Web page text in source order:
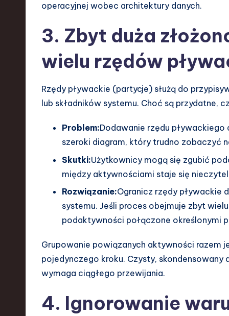
operacyjnej wobec architektury danych.
3. Zbyt duża
wielu rzędów
Rzędy pływackie (partycje) służą do
lub składników systemu. Choć są przydatne,
Problem:Dodawanie rzędu pływackiego
szeroki diagram, który trudno zobaczyć
Skutki:Użytkownicy mogą się zgubić
między aktywnościami staje się
Rozwiązanie:Ogranicz rzędy pływackie
systemu. Jeśli proces obejmuje zbyt
podaktywności połączone określonymi
Grupowanie powiązanych aktywności razem
pojedynczego kroku. Czysty, skondensowany
wymaga ciągłego przewijania.
4. Ignorowanie